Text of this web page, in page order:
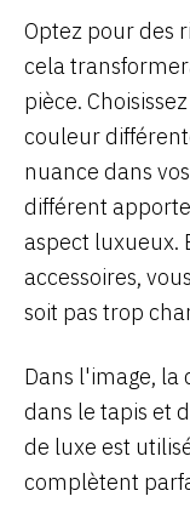
Optez pour des
cela
pièce.
couleur
nuance dans
différent
aspect luxueux.
accessoires,
soit pas trop
Dans l'image,
dans le tapis et
de luxe est
complètent